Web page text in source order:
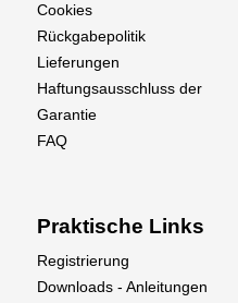
Cookies
Rückgabepolitik
Lieferungen
Haftungsausschluss der
Garantie
FAQ
Praktische Links
Registrierung
Downloads - Anleitungen